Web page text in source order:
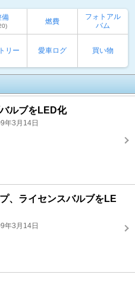
備 燃費
フォトアル
バム
リー 愛車ログ 買い物
ルブをLED化
年3月14日
プ、ライセンスバルブをLE
年3月14日